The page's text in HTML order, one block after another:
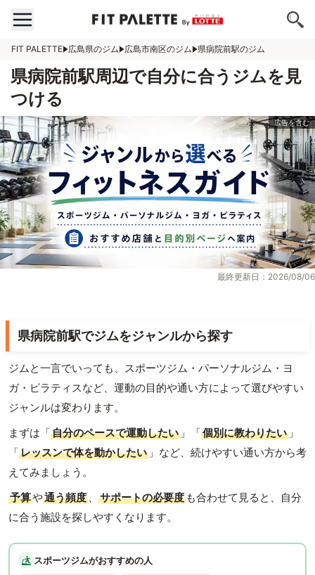
FIT PALETTE 広島県のジム 広島市南区のジム 県病院前駅のジム
県病院前駅周辺で自分に合うジムを見
つける
最終更新日：2026/08/06
県病院前駅でジムをジャンルから探す
ジムと一言でいっても、スポーツジム・パーソナルジム・ヨ
ガ・ピラティスなど、運動の目的や通い方によって選びやすい
ジャンルは変わります。
まずは「自分のペースで運動したい 」「個別に教わりたい 」
「レッスンで体を動かしたい 」など、続けやすい通い方から考
えてみましょう。
予算や通う頻度 、 サポートの必要度 も合わせて見ると、自分
に合う施設を探しやすくなります。
スポーツジムがおすすめの人